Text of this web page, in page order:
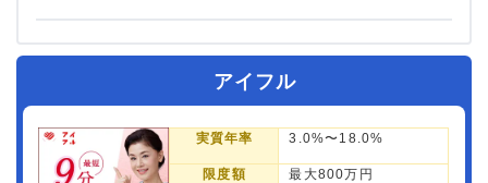
アイフル
実質年率 3.0%〜18.0%
限度額 最大800万円